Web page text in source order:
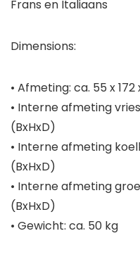
Frans en Italiaans
Dimensions:
• Afmeting: ca. 55 x
• Interne afmeting
(BxHxD)
• Interne afmeting
(BxHxD)
• Interne afmeting
(BxHxD)
• Gewicht: ca. 50 kg